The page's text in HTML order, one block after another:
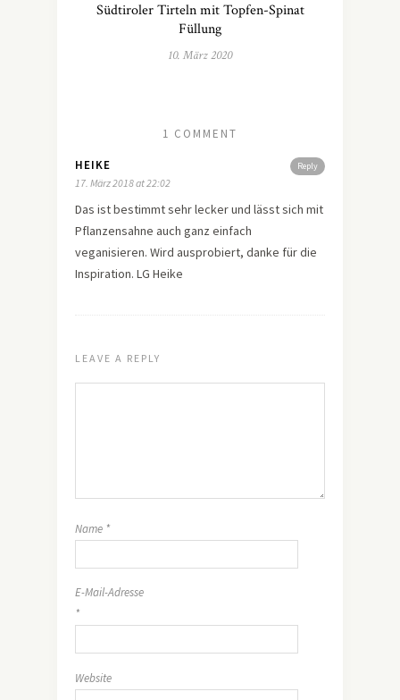
Südtiroler Tirteln mit Topfen-Spinat
Füllung
10. März 2020
1 COMMENT
Reply
HEIKE
17. März 2018 at 22:02
Das ist bestimmt sehr lecker und lässt sich mit
Pflanzensahne auch ganz einfach
veganisieren. Wird ausprobiert, danke für die
Inspiration. LG Heike
LEAVE A REPLY
Name *
E-Mail-Adresse
*
Website